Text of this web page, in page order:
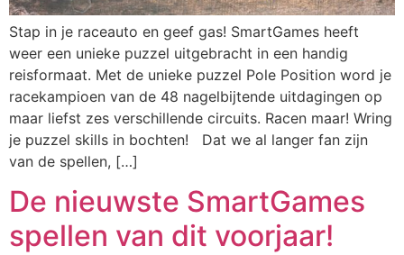
Stap in je raceauto en geef gas! SmartGames heeft
weer een unieke puzzel uitgebracht in een handig
reisformaat. Met de unieke puzzel Pole Position word je
racekampioen van de 48 nagelbijtende uitdagingen op
maar liefst zes verschillende circuits. Racen maar! Wring
je puzzel skills in bochten! Dat we al langer fan zijn
van de spellen, […]
De nieuwste SmartGames
spellen van dit voorjaar!